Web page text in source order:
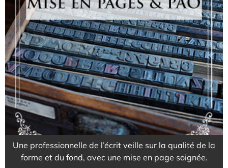
Pour un diagnostic,
une aide, des conseils
EN SAVOIR PLUS
Une professionnelle de l’écrit veille sur la qualité de la
forme et du fond, avec une mise en page soignée.